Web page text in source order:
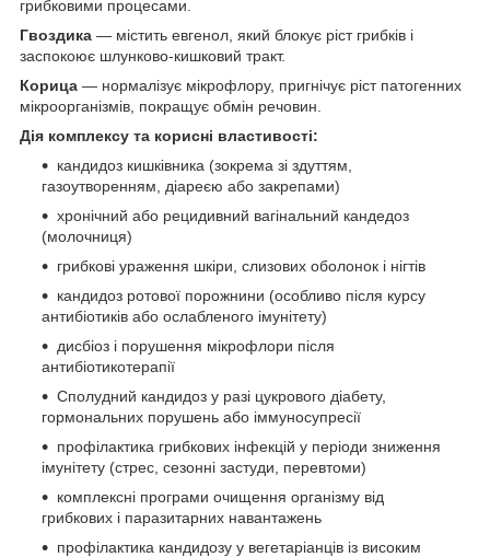
грибковими процесами.
Гвоздика — містить евгенол, який блокує ріст грибків і
заспокоює шлунково-кишковий тракт.
Корица — нормалізує мікрофлору, пригнічує ріст патогенних
мікроорганізмів, покращує обмін речовин.
Дія комплексу та корисні властивості:
кандидоз кишківника (зокрема зі здуттям,
газоутворенням, діареєю або закрепами)
хронічний або рецидивний вагінальний кандедоз
(молочниця)
грибкові ураження шкіри, слизових оболонок і нігтів
кандидоз ротової порожнини (особливо після курсу
антибіотиків або ослабленого імунітету)
дисбіоз і порушення мікрофлори після
антибіотикотерапії
Сполудний кандидоз у разі цукрового діабету,
гормональних порушень або іммуносупресії
профілактика грибкових інфекцій у періоди зниження
імунітету (стрес, сезонні застуди, перевтоми)
комплексні програми очищення організму від
грибкових і паразитарних навантажень
профілактика кандидозу у вегетаріанців із високим